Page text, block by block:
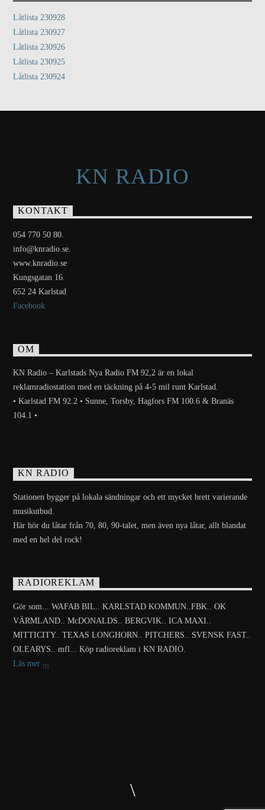
Låtlista 230928
Låtlista 230927
Låtlista 230926
Låtlista 230925
Låtlista 230924
KN RADIO
KONTAKT
054 770 50 80.
info@knradio.se.
www.knradio.se
Kungsgatan 16.
652 24 Karlstad
Facebook
OM
KN Radio – Karlstads Nya Radio FM 92,2 är en lokal
reklamradiostation med en täckning på 4-5 mil runt Karlstad.
• Karlstad FM 92.2 • Sunne, Torsby, Hagfors FM 100.6 & Branäs
104.1 •
KN RADIO
Stationen bygger på lokala sändningar och ett mycket brett varierande
musikutbud.
Här hör du låtar från 70, 80, 90-talet, men även nya låtar, allt blandat
med en hel del rock!
RADIOREKLAM
Gör som... WAFAB BIL.. KARLSTAD KOMMUN..FBK.. OK
VÄRMLAND.. McDONALDS.. BERGVIK.. ICA MAXI..
MITTICITY.. TEXAS LONGHORN.. PITCHERS.. SVENSK FAST..
OLEARYS.. mfl... Köp radioreklam i KN RADIO.
Läs mer